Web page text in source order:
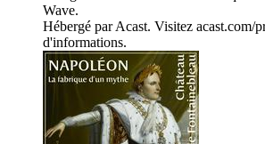
Wave.
Hébergé par Acast. Visitez acast.com/
d'informations.